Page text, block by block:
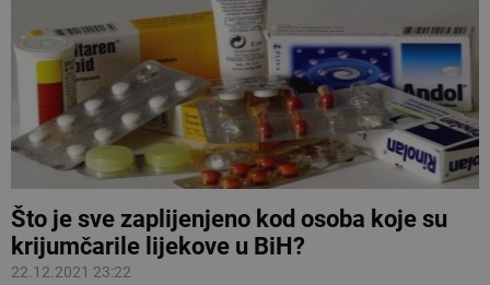
Što je sve zaplijenjeno kod osoba koje su
krijumčarile lijekove u BiH?
22.12.2021 23:22